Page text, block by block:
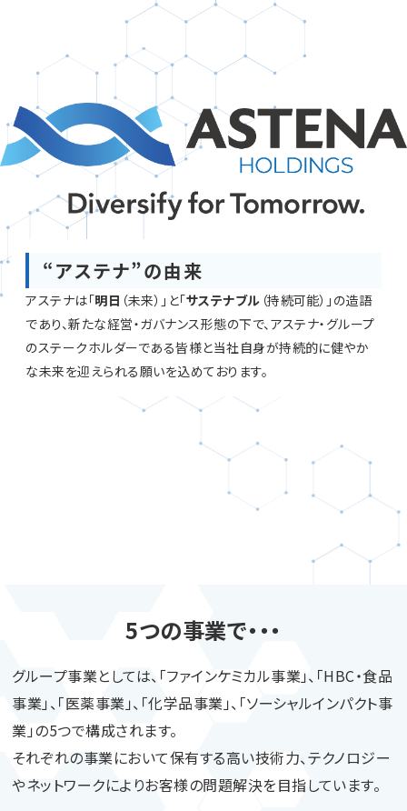
“アステナ”の由来
アステナは「明日 （未来）」と「サステナブル （持続可能）」の造語
であり、新たな経営・ガバナンス形態の下で、アステナ・グループ
のステークホルダーである皆様と当社自身が持続的に健やか
な未来を迎えられる願いを込めております。
5つの事業で・・・
グループ事業としては、「ファインケミカル事業」、「HBC・食品
事業」、「医薬事業」、「化学品事業」、「ソーシャルインパクト事
業」の5つで構成されます。
それぞれの事業において保有する高い技術力、テクノロジー
やネットワークによりお客様の問題解決を目指しています。